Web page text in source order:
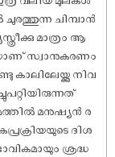
ചിമ്പാൻ
മാത്രം ആ
സ്വാനുകരണം
നിവ
മനുഷ്യൻ ര
ദിശ
ശ്രദ്ധ